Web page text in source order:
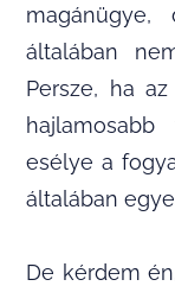
általában
Persze, ha
esélye a
általában
De kérdem